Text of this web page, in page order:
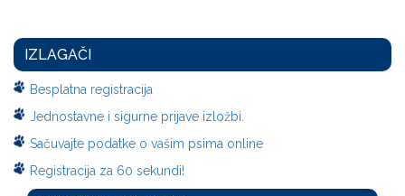
IZLAGAČI
Besplatna registracija
Jednostavne i sigurne prijave izložbi.
Sačuvajte podatke o vašim psima online
Registracija za 60 sekundi!